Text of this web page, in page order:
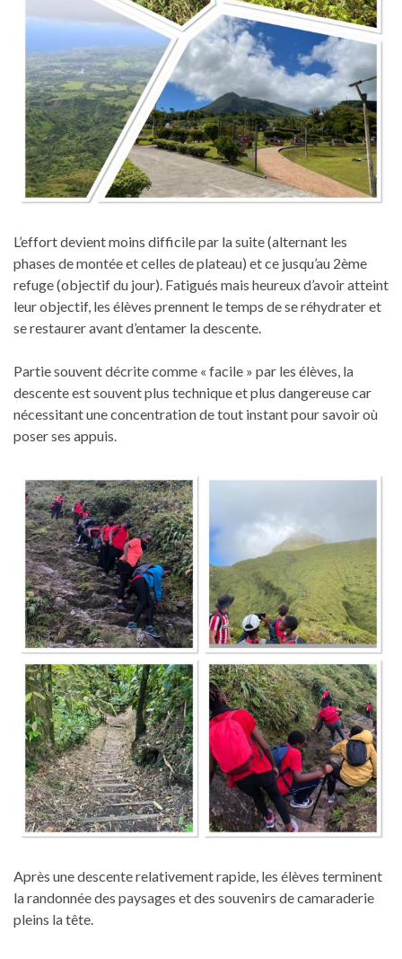
L’effort devient moins difficile par la suite (alternant les
phases de montée et celles de plateau) et ce jusqu’au 2ème
refuge (objectif du jour). Fatigués mais heureux d’avoir atteint
leur objectif, les élèves prennent le temps de se réhydrater et
se restaurer avant d’entamer la descente.
Partie souvent décrite comme « facile » par les élèves, la
descente est souvent plus technique et plus dangereuse car
nécessitant une concentration de tout instant pour savoir où
poser ses appuis.
Après une descente relativement rapide, les élèves terminent
la randonnée des paysages et des souvenirs de camaraderie
pleins la tête.